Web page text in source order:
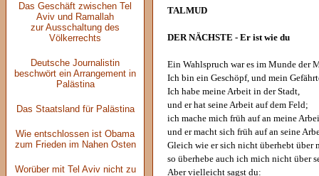
Das Geschäft zwischen Tel
Aviv und Ramallah
zur Ausschaltung des
Völkerrechts
Deutsche Journalistin
beschwört ein Arrangement in
Palästina
Das Staatsland für Palästina
Wie entschlossen ist Obama
zum Frieden im Nahen Osten
Worüber mit Tel Aviv nicht zu
TALMUD
DER NÄCHSTE - Er ist wie du
Ein Wahlspruch war es im Munde der
Ich bin ein Geschöpf, und mein
Ich habe meine Arbeit in der Stadt,
und er hat seine Arbeit auf dem Feld;
ich mache mich früh auf an meine
und er macht sich früh auf an seine
Gleich wie er sich nicht überhebt über
so überhebe auch ich mich nicht über
Aber vielleicht sagst du: